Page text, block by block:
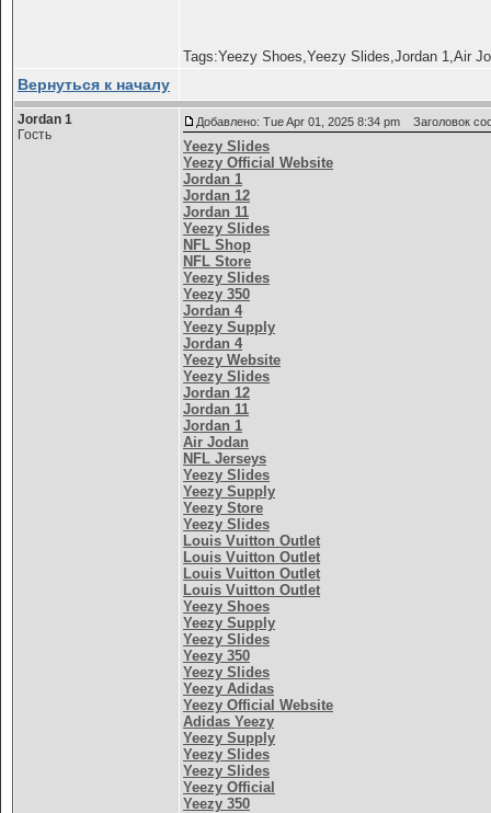
Tags:Yeezy Shoes,Yeezy Slides,Jordan 1,Air
Вернуться к началу
Jordan 1
Гость
Добавлено: Tue Apr 01, 2025 8:34 pm Заголовок
Yeezy Slides
Yeezy Official Website
Jordan 1
Jordan 12
Jordan 11
Yeezy Slides
NFL Shop
NFL Store
Yeezy Slides
Yeezy 350
Jordan 4
Yeezy Supply
Jordan 4
Yeezy Website
Yeezy Slides
Jordan 12
Jordan 11
Jordan 1
Air Jodan
NFL Jerseys
Yeezy Slides
Yeezy Supply
Yeezy Store
Yeezy Slides
Louis Vuitton Outlet
Louis Vuitton Outlet
Louis Vuitton Outlet
Louis Vuitton Outlet
Yeezy Shoes
Yeezy Supply
Yeezy Slides
Yeezy 350
Yeezy Slides
Yeezy Adidas
Yeezy Official Website
Adidas Yeezy
Yeezy Supply
Yeezy Slides
Yeezy Slides
Yeezy Official
Yeezy 350